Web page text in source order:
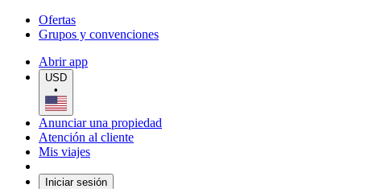
Ofertas
Grupos y convenciones
Abrir app
USD
•
Anunciar una propiedad
Atención al cliente
Mis viajes
Iniciar sesión